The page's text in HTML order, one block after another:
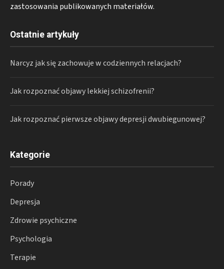
zastosowania publikowanych materiałów.
Ostatnie artykuły
Narcyz jak się zachowuje w codziennych relacjach?
Jak rozpoznać objawy lekkiej schizofrenii?
Jak rozpoznać pierwsze objawy depresji dwubiegunowej?
Kategorie
Porady
Depresja
Zdrowie psychiczne
Psychologia
Terapie